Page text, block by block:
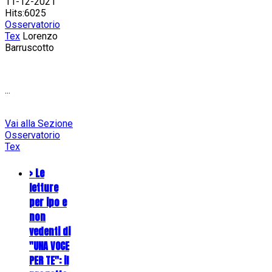
Hits:6025
Osservatorio
Tex Lorenzo
Barruscotto
...
Vai alla Sezione
Osservatorio
Tex
> Le
letture
per ipo e
non
vedenti di
"UNA VOCE
PER TE": il